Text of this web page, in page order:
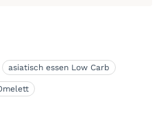
asiatisch essen Low Carb